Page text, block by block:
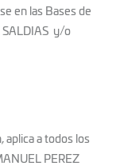
en las Bases de
SALDIAS y/o
aplica a todos los
PEREZ